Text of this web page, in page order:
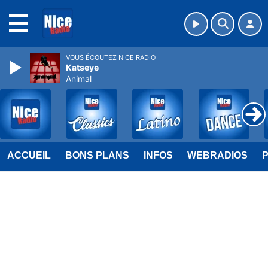
ACCUEIL BONS PLANS INFOS WEBRADIOS
VOUS ÉCOUTEZ NICE RADIO
Katseye
Animal